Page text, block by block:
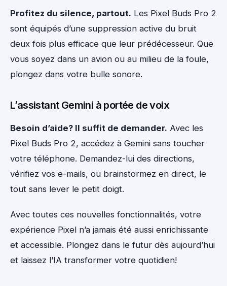
Profitez du silence, partout. Les Pixel Buds Pro 2
sont équipés d’une suppression active du bruit
deux fois plus efficace que leur prédécesseur. Que
vous soyez dans un avion ou au milieu de la foule,
plongez dans votre bulle sonore.
L’assistant Gemini à portée de voix
Besoin d’aide? Il suffit de demander. Avec les
Pixel Buds Pro 2, accédez à Gemini sans toucher
votre téléphone. Demandez-lui des directions,
vérifiez vos e-mails, ou brainstormez en direct, le
tout sans lever le petit doigt.
Avec toutes ces nouvelles fonctionnalités, votre
expérience Pixel n’a jamais été aussi enrichissante
et accessible. Plongez dans le futur dès aujourd’hui
et laissez l’IA transformer votre quotidien!